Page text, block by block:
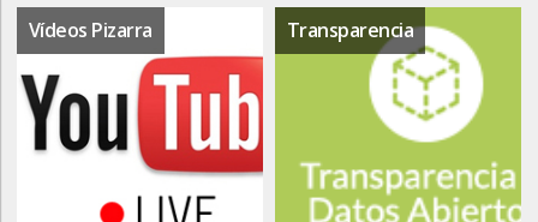
Vídeos Pizarra Transparencia